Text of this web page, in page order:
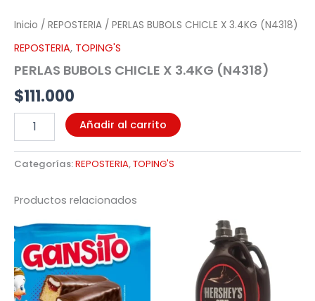
Inicio / REPOSTERIA / PERLAS BUBOLS CHICLE X 3.4KG (N4318)
REPOSTERIA, TOPING'S
PERLAS BUBOLS CHICLE X 3.4KG (N4318)
$111.000
Añadir al carrito
Categorías:REPOSTERIA,TOPING'S
Productos relacionados